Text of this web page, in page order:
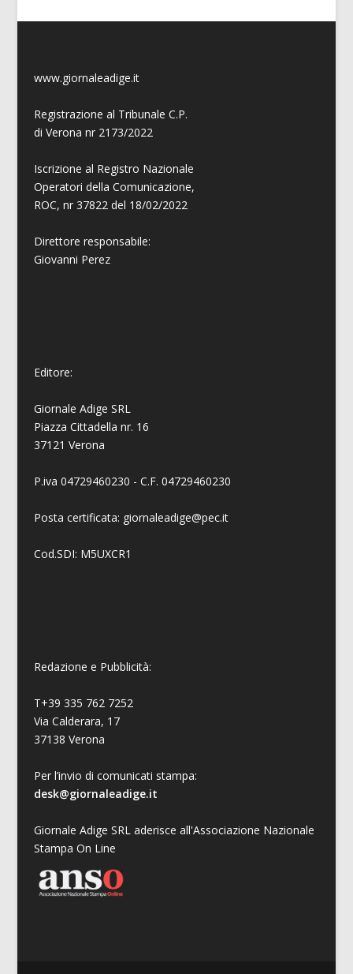
www.giornaleadige.it
Registrazione al Tribunale C.P.
di Verona nr 2173/2022
Iscrizione al Registro Nazionale
Operatori della Comunicazione,
ROC, nr 37822 del 18/02/2022
Direttore responsabile:
Giovanni Perez
Editore:
Giornale Adige SRL
Piazza Cittadella nr. 16
37121 Verona
P.iva 04729460230 - C.F. 04729460230
Posta certificata: giornaleadige@pec.it
Cod.SDI: M5UXCR1
Redazione e Pubblicità:
T+39 335 762 7252
Via Calderara, 17
37138 Verona
Per l’invio di comunicati stampa:
desk@giornaleadige.it
Giornale Adige SRL aderisce all'Associazione Nazionale
Stampa On Line